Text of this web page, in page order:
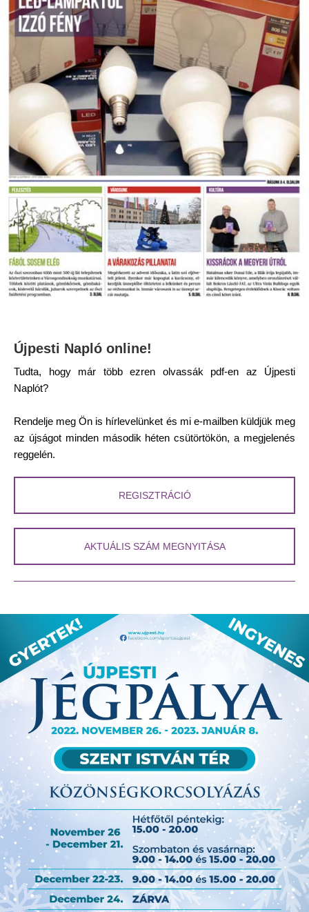
Újpesti Napló online!
Tudta, hogy már több ezren olvassák pdf-en az Újpesti
Naplót?
Rendelje meg Ön is hírlevelünket és mi e-mailben küldjük meg
az újságot minden második héten csütörtökön, a megjelenés
reggelén.
REGISZTRÁCIÓ
AKTUÁLIS SZÁM MEGNYITÁSA